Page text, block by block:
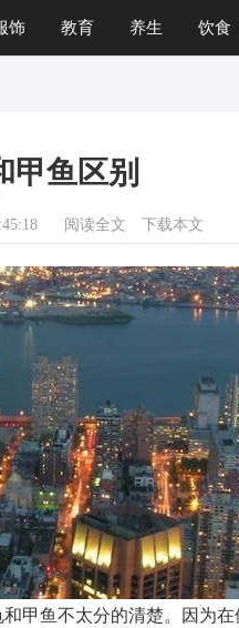
饰 教育 养生 饮食
甲鱼区别
阅读全文 下载本文
甲鱼不太分的清楚。因为在